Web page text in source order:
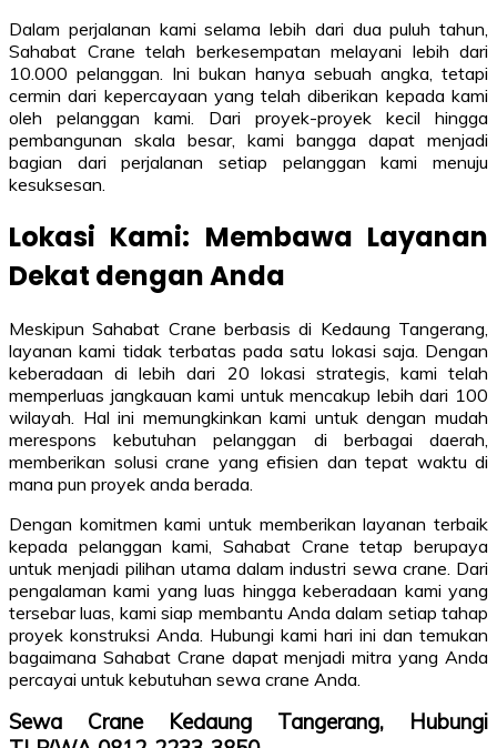
Dalam perjalanan kami selama lebih dari dua puluh tahun,
Sahabat Crane telah berkesempatan melayani lebih dari
10.000 pelanggan. Ini bukan hanya sebuah angka, tetapi
cermin dari kepercayaan yang telah diberikan kepada kami
oleh pelanggan kami. Dari proyek-proyek kecil hingga
pembangunan skala besar, kami bangga dapat menjadi
bagian dari perjalanan setiap pelanggan kami menuju
kesuksesan.
Lokasi Kami: Membawa Layanan
Dekat dengan Anda
Meskipun Sahabat Crane berbasis di Kedaung Tangerang,
layanan kami tidak terbatas pada satu lokasi saja. Dengan
keberadaan di lebih dari 20 lokasi strategis, kami telah
memperluas jangkauan kami untuk mencakup lebih dari 100
wilayah. Hal ini memungkinkan kami untuk dengan mudah
merespons kebutuhan pelanggan di berbagai daerah,
memberikan solusi crane yang efisien dan tepat waktu di
mana pun proyek anda berada.
Dengan komitmen kami untuk memberikan layanan terbaik
kepada pelanggan kami, Sahabat Crane tetap berupaya
untuk menjadi pilihan utama dalam industri sewa crane. Dari
pengalaman kami yang luas hingga keberadaan kami yang
tersebar luas, kami siap membantu Anda dalam setiap tahap
proyek konstruksi Anda. Hubungi kami hari ini dan temukan
bagaimana Sahabat Crane dapat menjadi mitra yang Anda
percayai untuk kebutuhan sewa crane Anda.
Sewa Crane Kedaung Tangerang, Hubungi